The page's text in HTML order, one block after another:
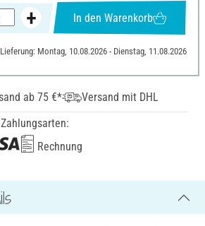
In den Warenkorb
Lieferung: Montag, 10.08.2026 - Dienstag, 11.08.2026
ab 75 €*
Versand mit DHL
Rechnung